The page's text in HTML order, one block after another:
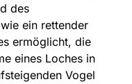
des
ein rettender
ermöglicht, die
eines Loches in
Vogel